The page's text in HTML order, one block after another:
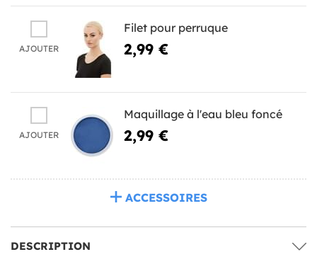
AJOUTER
Filet pour perruque
2,99 €
AJOUTER
Maquillage à l'eau bleu foncé
2,99 €
ACCESSOIRES
DESCRIPTION